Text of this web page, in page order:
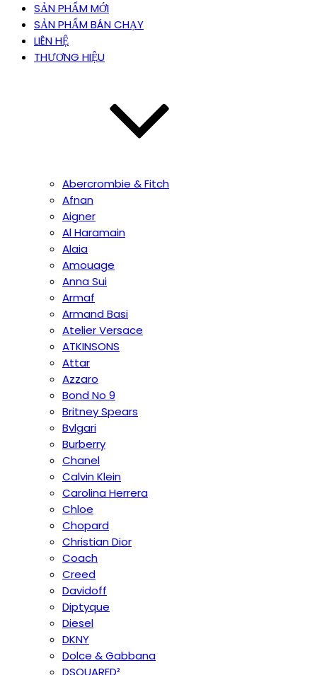
SẢN PHẨM MỚI
SẢN PHẨM BÁN CHẠY
LIÊN HỆ
THƯƠNG HIỆU
Abercrombie & Fitch
Afnan
Aigner
Al Haramain
Alaia
Amouage
Anna Sui
Armaf
Armand Basi
Atelier Versace
ATKINSONS
Attar
Azzaro
Bond No 9
Britney Spears
Bvlgari
Burberry
Chanel
Calvin Klein
Carolina Herrera
Chloe
Chopard
Christian Dior
Coach
Creed
Davidoff
Diptyque
Diesel
DKNY
Dolce & Gabbana
DSQUARED²